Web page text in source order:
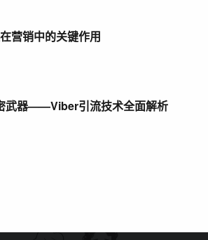
营销中的关键作用
武器——Viber引流技术全面解析